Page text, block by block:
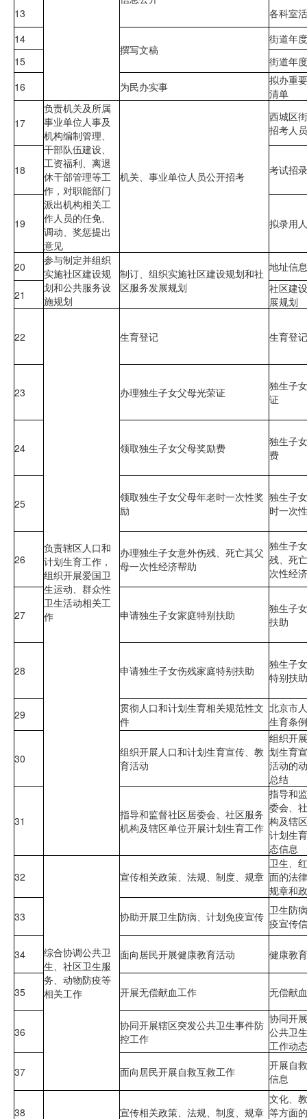
13
各科室
14
撰写文稿
街道年
15
街道年
16
为民办实事
拟办重
清单
17
负责机关及所属
事业单位人事及
机构编制管理、
干部队伍建设、
工资福利、离退
休干部管理等工
作，对职能部门
派出机构相关工
作人员的任免、
调动、奖惩提出
意见
机关、事业单位人员公开招考
西城区
招考人
18 考试招
19 拟录用
20
参与制定并组织
实施社区建设规
划和公共服务设
施规划
制订、组织实施社区建设规划和社
区服务发展规划
地址信息
21
社区建
展规划
22
负责辖区人口和
计划生育工作，
组织开展爱国卫
生运动、群众性
卫生活动相关工
作
生育登记 生育登
23 办理独生子女父母光荣证
独生子
证
24 领取独生子女父母奖励费
独生子
费
25
领取独生子女父母年老时一次性奖
励
独生子
时一次
26
办理独生子女意外伤残、死亡其父
母一次性经济帮助
独生子
残、死
次性经
27 申请独生子女家庭特别扶助
独生子
扶助
28 申请独生子女伤残家庭特别扶助
独生子
特别扶助
29
贯彻人口和计划生育相关规范性文
件
北京市
生育条例
30
组织开展人口和计划生育宣传、教
育活动
组织开
划生育
活动的
总结
31
指导和监督社区居委会、社区服务
机构及辖区单位开展计划生育工作
指导和
委会、
构及辖
计划生
态信息
32
综合协调公共卫
生、社区卫生服
务、动物防疫等
相关工作
宣传相关政策、法规、制度、规章
卫生、
面的法
规章和
33
协助开展卫生防病、计划免疫宣传 卫生防
疫宣传
34 面向居民开展健康教育活动 健康教
35 开展无偿献血工作 无偿献
36
协同开展辖区突发公共卫生事件防
控工作
协同开
公共卫
工作动
37
面向居民开展自救互救工作
开展自
信息
38 宣传相关政策、法规、制度、规章
文化、
等方面